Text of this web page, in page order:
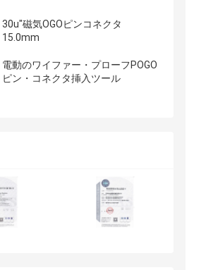
30u"磁気OGOピンコネクタ
15.0mm
電動のワイファー・プローフPOGO
ピン・コネクタ挿入ツール